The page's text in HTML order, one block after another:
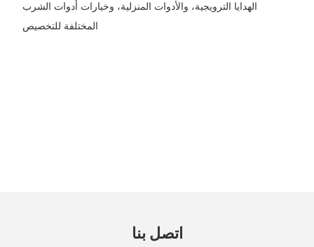
الهدايا الترويجية، والأدوات المنزلية، وخيارات أدوات الشرب
المختلفة للتخصيص
اتصل بنا